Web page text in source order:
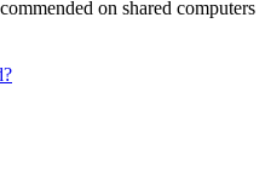
on shared computers